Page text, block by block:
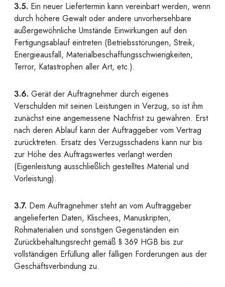
3.5. Ein neuer Liefertermin kann vereinbart werden, wenn
durch höhere Gewalt oder andere unvorhersehbare
außergewöhnliche Umstände Einwirkungen auf den
Fertigungsablauf eintreten (Betriebsstörungen, Streik,
Energieausfall, Materialbeschaffungsschwierigkeiten,
Terror, Katastrophen aller Art, etc.).
3.6. Gerät der Auftragnehmer durch eigenes
Verschulden mit seinen Leistungen in Verzug, so ist ihm
zunächst eine angemessene Nachfrist zu gewähren. Erst
nach deren Ablauf kann der Auftraggeber vom Vertrag
zurücktreten. Ersatz des Verzugsschadens kann nur bis
zur Höhe des Auftragswertes verlangt werden
(Eigenleistung ausschließlich gestelltes Material und
Vorleistung).
3.7. Dem Auftragnehmer steht an vom Auftraggeber
angelieferten Daten, Klischees, Manuskripten,
Rohmaterialien und sonstigen Gegenständen ein
Zurückbehaltungsrecht gemäß § 369 HGB bis zur
vollständigen Erfüllung aller fälligen Forderungen aus der
Geschäftsverbindung zu.